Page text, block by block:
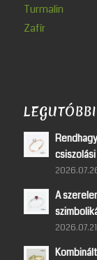
Turmalin
Zafír
A